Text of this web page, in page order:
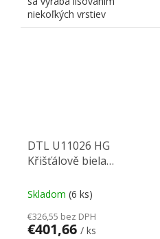
niekoľkých vrstiev
jadrového a dekoračného
DTL U11026 HG
Křišťálově biela
Skladom (6 ks)
€326,55 bez DPH
€401,66 / ks